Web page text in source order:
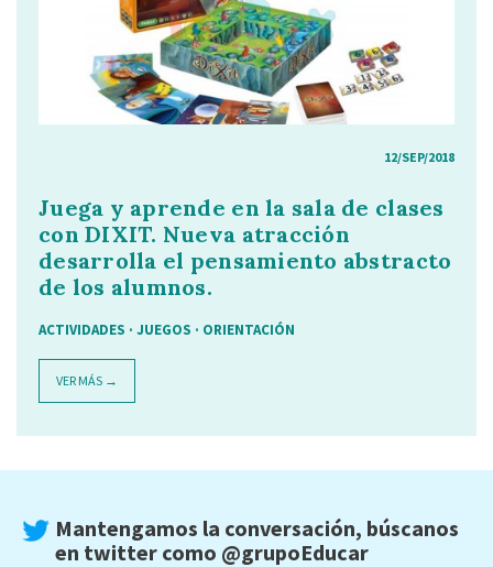
12/SEP/2018
Juega y aprende en la sala de clases
con DIXIT. Nueva atracción
desarrolla el pensamiento abstracto
de los alumnos.
ACTIVIDADES · JUEGOS · ORIENTACIÓN
VER MÁS →
Mantengamos la conversación, búscanos
en twitter como @grupoEducar